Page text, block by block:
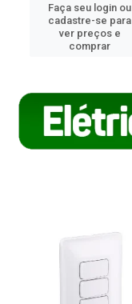
Faça seu login ou
cadastre-se para
ver preços e
comprar